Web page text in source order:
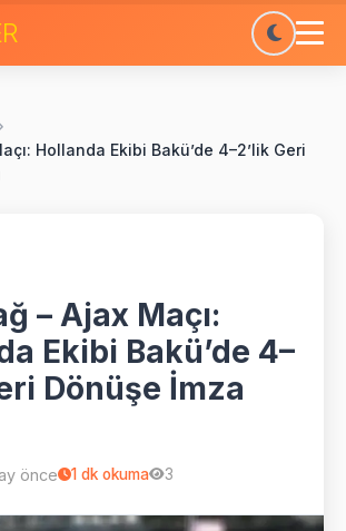
Hollanda Ekibi Bakü’de 4–2’lik Geri
– Ajax Maçı:
Ekibi Bakü’de 4–
Dönüşe İmza
önce 1 dk okuma 3